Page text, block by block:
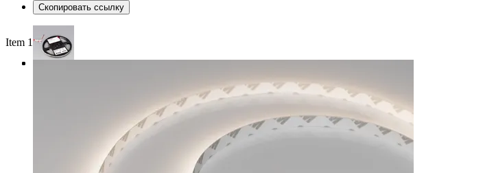
Скопировать ссылку
Item 1 of 3